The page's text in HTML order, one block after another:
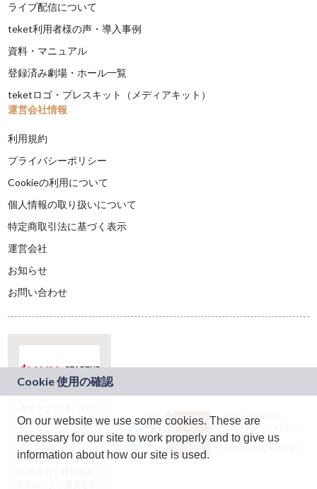
ライブ配信について
teket利用者様の声・導入事例
資料・マニュアル
登録済み劇場・ホール一覧
teketロゴ・プレスキット（メディアキット）
運営会社情報
利用規約
プライバシーポリシー
Cookieの利用について
個人情報の取り扱いについて
特定商取引法に基づく表示
運営会社
お知らせ
お問い合わせ
ドコモグループの新
規事業創出プログラ
ム「docomo
STARTUP」を通じて
JASRAC許諾番号：
9024936001Y45037
JASRAC許諾番号：
On our website we use some cookies. These are
necessary for our site to work properly and to give us
information about how our site is used.